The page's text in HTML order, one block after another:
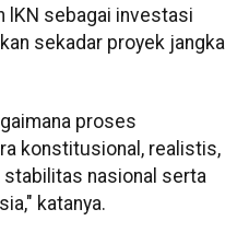
lKN sebagai investasi
sekadar proyek jangka
proses
konstitusional, realistis,
nasional serta
katanya.